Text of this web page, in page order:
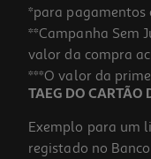
*para pagamentos
**Campanha Sem
valor da compra
***O valor da
TAEG DO CARTÃO
Exemplo para um
registado no